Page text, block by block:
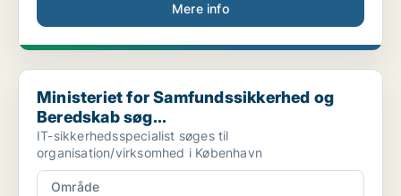
Mere info
Ministeriet for Samfundssikkerhed og Beredskab søg...
Ministeriet for Samfundssikkerhed og
Beredskab søg...
IT-sikkerhedsspecialist søges til
organisation/virksomhed i København
Område